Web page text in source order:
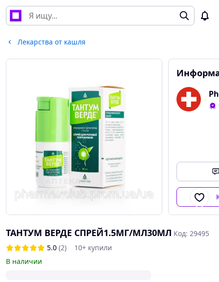
Лекарства от кашля
ТАНТУМ ВЕРДЕ СПРЕЙ1.5МГ/МЛ30МЛ Код: 29495
5.0 (2)
10+ купили
В наличии